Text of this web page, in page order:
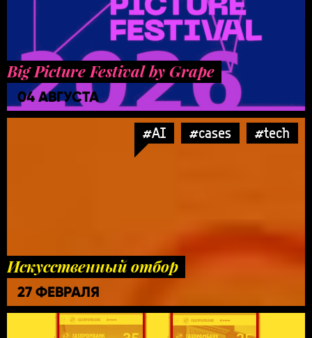
Big Picture Festival by Grape
04 АВГУСТА
#AI #cases #tech
Искусственный отбор
27 ФЕВРАЛЯ